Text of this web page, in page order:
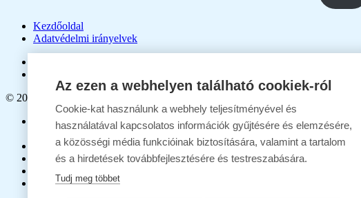
Kezdőoldal
Adatvédelmi irányelvek
© 2026 Süveges Gergő.
Close
Az ezen a webhelyen található cookiek-ról
Cookie-kat használunk a webhely teljesítményével és
használatával kapcsolatos információk gyűjtésére és elemzésére,
a közösségi média funkcióinak biztosítására, valamint a tartalom
és a hirdetések továbbfejlesztésére és testreszabására.
Tudj meg többet